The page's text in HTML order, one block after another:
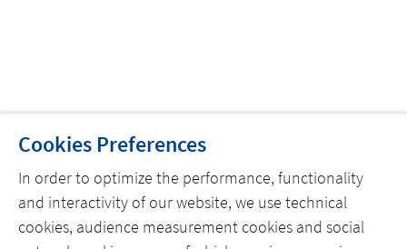
Cookies Preferences
In order to optimize the performance, functionality
and interactivity of our website, we use technical
cookies, audience measurement cookies and social